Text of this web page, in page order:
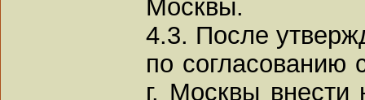
Москвы.
4.3. После
по согласованию
г. Москвы внести